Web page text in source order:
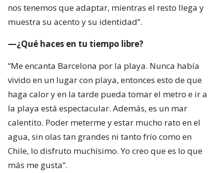
nos tenemos que adaptar, mientras el resto llega y
muestra su acento y su identidad”.
—¿Qué haces en tu tiempo libre?
“Me encanta Barcelona por la playa. Nunca había
vivido en un lugar con playa, entonces esto de que
haga calor y en la tarde pueda tomar el metro e ir a
la playa está espectacular. Además, es un mar
calentito. Poder meterme y estar mucho rato en el
agua, sin olas tan grandes ni tanto frío como en
Chile, lo disfruto muchísimo. Yo creo que es lo que
más me gusta”.